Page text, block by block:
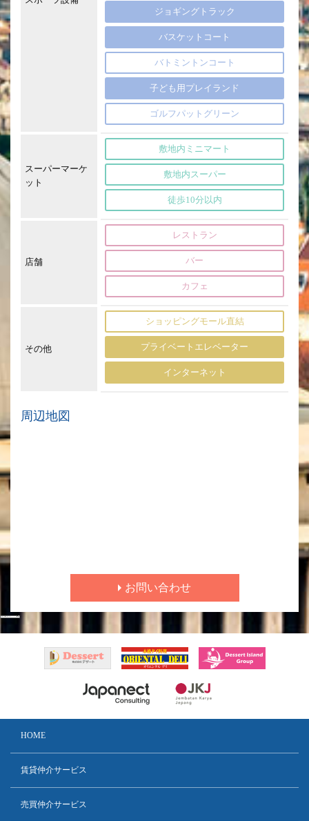
ジョギングトラック
バスケットコート
バトミントンコート
子ども用プレイランド
ゴルフパットグリーン
スーパーマーケ
ット
敷地内ミニマート
敷地内スーパー
徒歩10分以内
店舗
レストラン
バー
カフェ
その他
ショッピングモール直結
プライベートエレベーター
インターネット
周辺地図
お問い合わせ
HOME
賃貸仲介サービス
売買仲介サービス